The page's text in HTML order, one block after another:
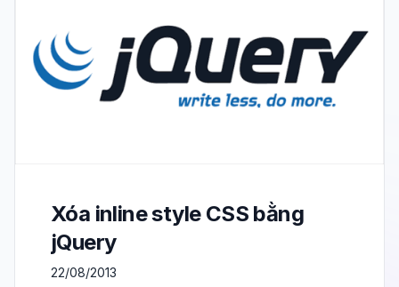
Xóa inline style CSS bằng
jQuery
22/08/2013